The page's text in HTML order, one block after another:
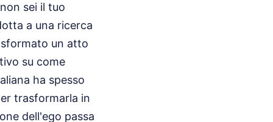
sei il tuo
a una ricerca
un atto
su come
ha spesso
trasformarla in
dell'ego passa